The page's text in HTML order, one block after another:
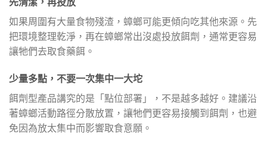
如果周圍有大量食物殘渣，蟑螂可能更傾向吃其他來源。先
把環境整理乾淨，再在蟑螂常出沒處投放餌劑，通常更容易
讓牠們去取食藥餌。
少量多點，不要一次集中一大坨
餌劑型產品講究的是「點位部署」，不是越多越好。建議沿
著蟑螂活動路徑分散放置，讓牠們更容易接觸到餌劑，也避
免因為放太集中而影響取食意願。